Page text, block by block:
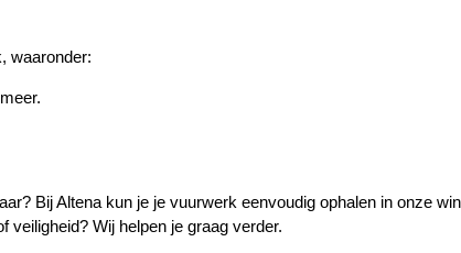
waaronder:
Bij Altena kun je je vuurwerk eenvoudig ophalen in onze
veiligheid? Wij helpen je graag verder.